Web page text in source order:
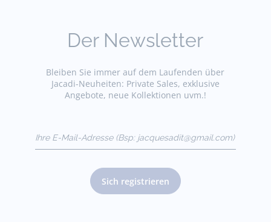
Der Newsletter
Bleiben Sie immer auf dem Laufenden über
Jacadi-Neuheiten: Private Sales, exklusive
Angebote, neue Kollektionen uvm.!
(Bsp:
jacquesadit@gmail.com)
Sich registrieren